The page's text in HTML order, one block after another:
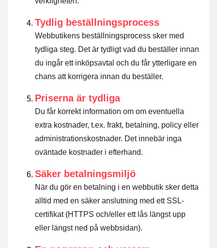
Tydlig beställningsprocess
Webbutikens beställningsprocess sker med
tydliga steg. Det är tydligt vad du beställer innan
du ingår ett inköpsavtal och du får ytterligare en
chans att korrigera innan du beställer.
Priserna är tydliga
Du får korrekt information om om eventuella
extra kostnader, t.ex. frakt, betalning, policy eller
administrationskostnader. Det innebär inga
oväntade kostnader i efterhand.
Säker betalningsmiljö
När du gör en betalning i en webbutik sker detta
alltid med en säker anslutning med ett SSL-
certifikat (HTTPS och/eller ett lås längst upp
eller längst ned på webbsidan).